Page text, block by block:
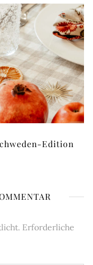
Edition
Erforderliche